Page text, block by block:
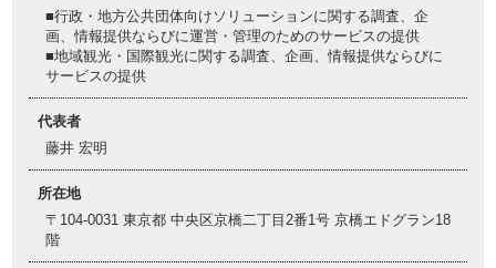
■行政・地方公共団体向けソリューションに関する調査、企
画、情報提供ならびに運営・管理のためのサービスの提供
■地域観光・国際観光に関する調査、企画、情報提供ならびに
サービスの提供
代表者
藤井 宏明
所在地
〒104-0031 東京都 中央区京橋二丁目2番1号 京橋エドグラン18
階